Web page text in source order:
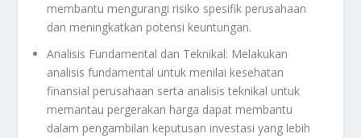
membantu mengurangi risiko spesifik perusahaan
dan meningkatkan potensi keuntungan.
Analisis Fundamental dan Teknikal: Melakukan
analisis fundamental untuk menilai kesehatan
finansial perusahaan serta analisis teknikal untuk
memantau pergerakan harga dapat membantu
dalam pengambilan keputusan investasi yang lebih